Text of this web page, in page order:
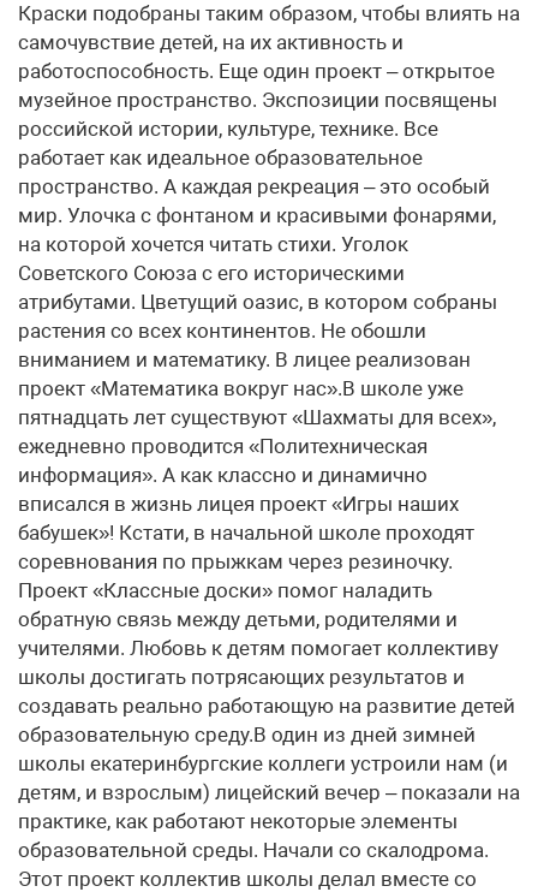
Краски подобраны таким образом, чтобы влиять на
самочувствие детей, на их активность и
работоспособность. Еще один проект – открытое
музейное пространство. Экспозиции посвящены
российской истории, культуре, технике. Все
работает как идеальное образовательное
пространство. А каждая рекреация – это особый
мир. Улочка с фонтаном и красивыми фонарями,
на которой хочется читать стихи. Уголок
Советского Союза с его историческими
атрибутами. Цветущий оазис, в котором собраны
растения со всех континентов. Не обошли
вниманием и математику. В лицее реализован
проект «Математика вокруг нас».В школе уже
пятнадцать лет существуют «Шахматы для всех»,
ежедневно проводится «Политехническая
информация». А как классно и динамично
вписался в жизнь лицея проект «Игры наших
бабушек»! Кстати, в начальной школе проходят
соревнования по прыжкам через резиночку.
Проект «Классные доски» помог наладить
обратную связь между детьми, родителями и
учителями. Любовь к детям помогает коллективу
школы достигать потрясающих результатов и
создавать реально работающую на развитие детей
образовательную среду.В один из дней зимней
школы екатеринбургские коллеги устроили нам (и
детям, и взрослым) лицейский вечер – показали на
практике, как работают некоторые элементы
образовательной среды. Начали со скалодрома.
Этот проект коллектив школы делал вместе со